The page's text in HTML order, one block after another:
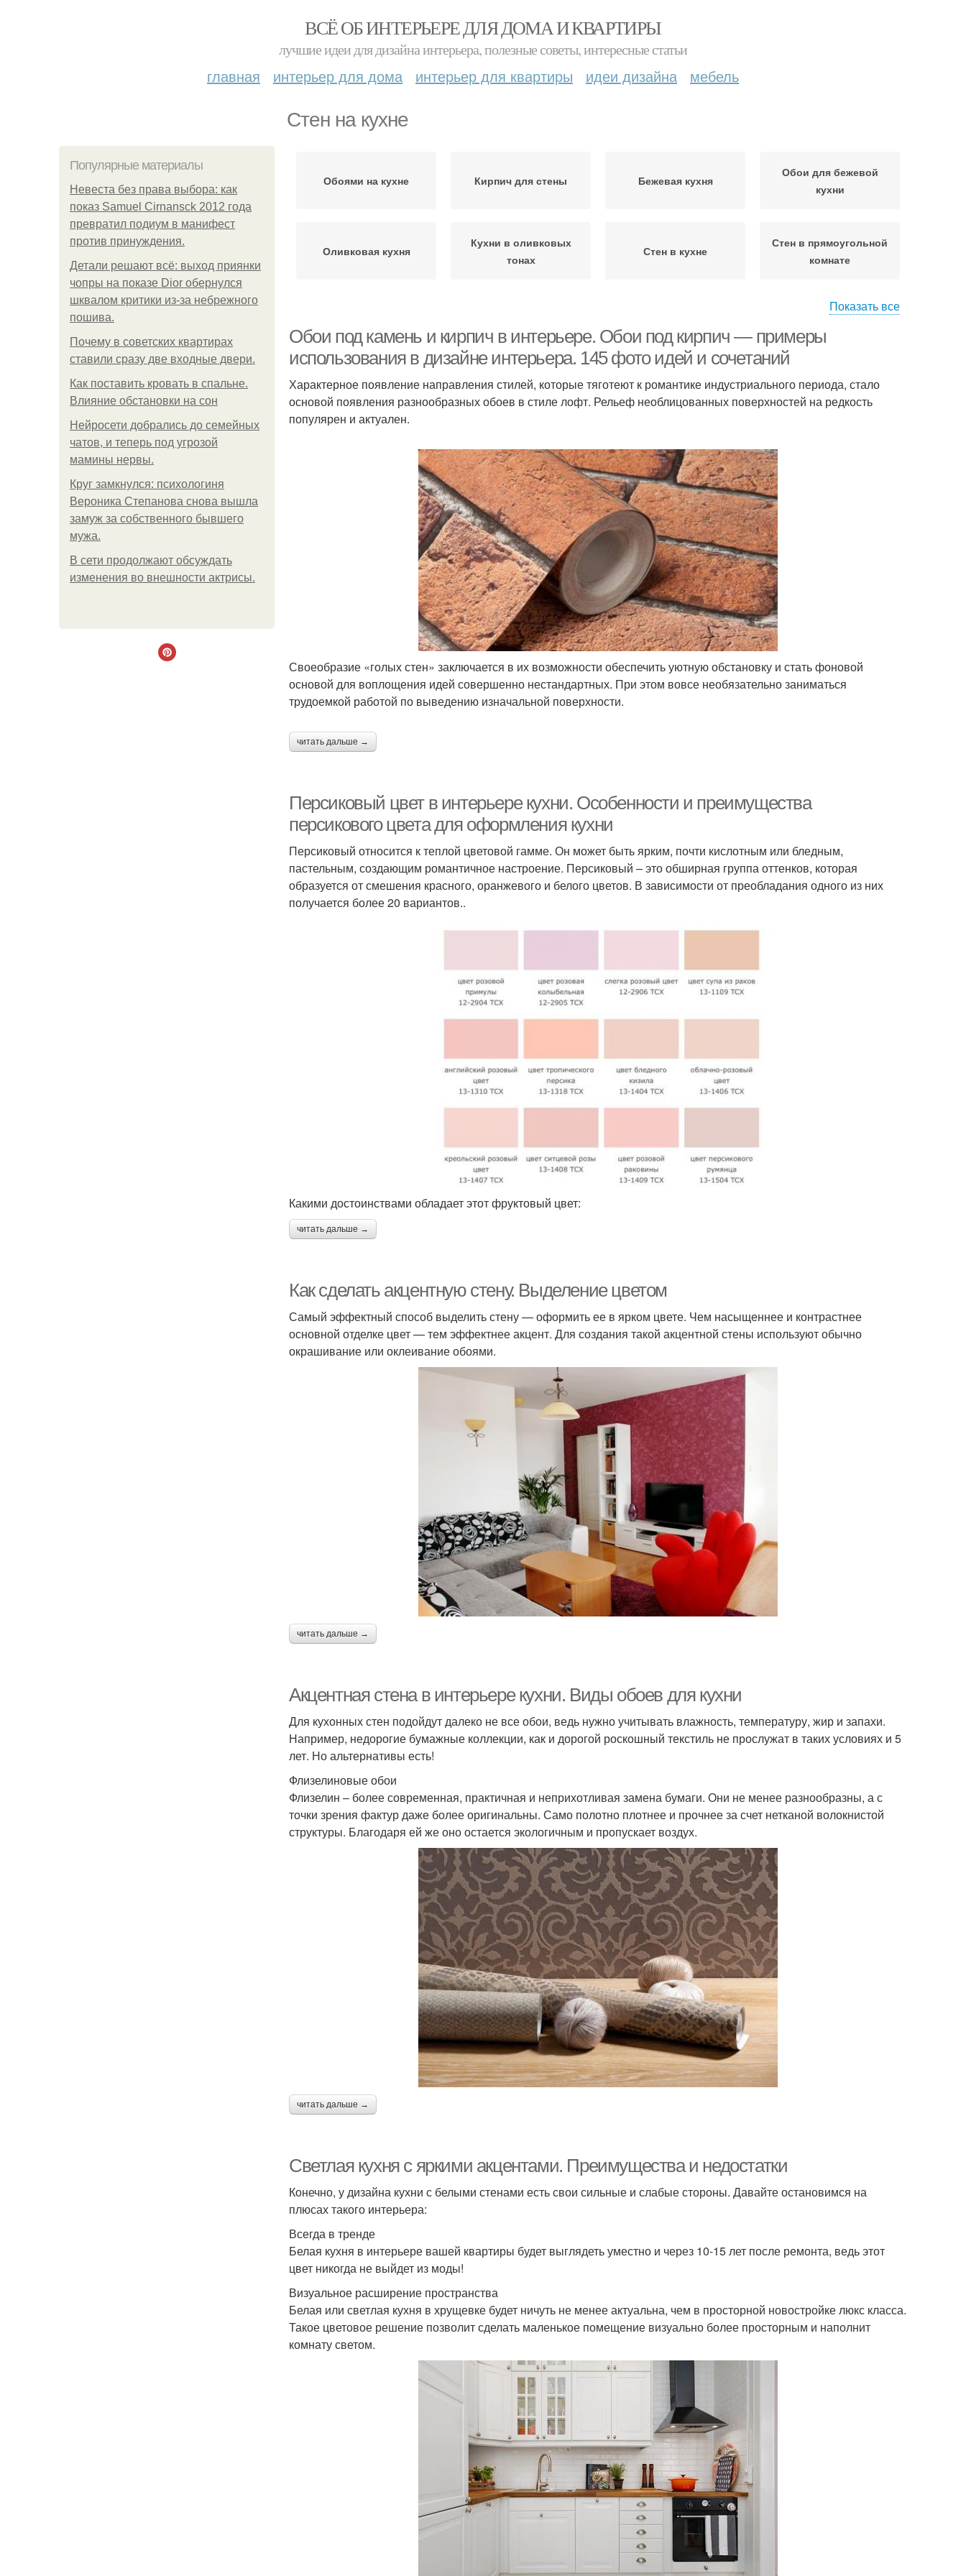
ВСЁ ОБ ИНТЕРЬЕРЕ ДЛЯ ДОМА И КВАРТИРЫ
лучшие идеи для дизайна интерьера, полезные советы, интересные статьи
главная интерьер для дома интерьер для квартиры идеи дизайна мебель
Стен на кухне
Популярные материалы
Невеста без права выбора: как
показ Samuel Cirnansck 2012 года
превратил подиум в манифест
против принуждения.
Детали решают всё: выход приянки
чопры на показе Dior обернулся
шквалом критики из-за небрежного
пошива.
Почему в советских квартирах
ставили сразу две входные двери.
Как поставить кровать в спальне.
Влияние обстановки на сон
Нейросети добрались до семейных
чатов, и теперь под угрозой
мамины нервы.
Круг замкнулся: психологиня
Вероника Степанова снова вышла
замуж за собственного бывшего
мужа.
В сети продолжают обсуждать
изменения во внешности актрисы.
Обоями на кухне Кирпич для стены Бежевая кухня
Обои для бежевой
кухни
Оливковая кухня
Кухни в оливковых
тонах
Стен в кухне
Стен в прямоугольной
комнате
Стен в прихожей Стен в интерьере Обоев для кухни Светлая кухня
Цвета для кухни Картины для кухни
Стены в интерьере Стен в спальне Стен за телевизором
Стены под телевизор Стен за диваном
Показать все
Обои под камень и кирпич в интерьере. Обои под кирпич — примеры
использования в дизайне интерьера. 145 фото идей и сочетаний
Характерное появление направления стилей, которые тяготеют к романтике индустриального периода, стало
основой появления разнообразных обоев в стиле лофт. Рельеф необлицованных поверхностей на редкость
популярен и актуален.
Своеобразие «голых стен» заключается в их возможности обеспечить уютную обстановку и стать фоновой
основой для воплощения идей совершенно нестандартных. При этом вовсе необязательно заниматься
трудоемкой работой по выведению изначальной поверхности.
читать дальше →
Персиковый цвет в интерьере кухни. Особенности и преимущества
персикового цвета для оформления кухни
Персиковый относится к теплой цветовой гамме. Он может быть ярким, почти кислотным или бледным,
пастельным, создающим романтичное настроение. Персиковый – это обширная группа оттенков, которая
образуется от смешения красного, оранжевого и белого цветов. В зависимости от преобладания одного из них
получается более 20 вариантов..
Какими достоинствами обладает этот фруктовый цвет:
читать дальше →
Как сделать акцентную стену. Выделение цветом
Самый эффектный способ выделить стену — оформить ее в ярком цвете. Чем насыщеннее и контрастнее
основной отделке цвет — тем эффектнее акцент. Для создания такой акцентной стены используют обычно
окрашивание или оклеивание обоями.
читать дальше →
Акцентная стена в интерьере кухни. Виды обоев для кухни
Для кухонных стен подойдут далеко не все обои, ведь нужно учитывать влажность, температуру, жир и запахи.
Например, недорогие бумажные коллекции, как и дорогой роскошный текстиль не прослужат в таких условиях и 5
лет. Но альтернативы есть!
Флизелиновые обои
Флизелин – более современная, практичная и неприхотливая замена бумаги. Они не менее разнообразны, а с
точки зрения фактур даже более оригинальны. Само полотно плотнее и прочнее за счет нетканой волокнистой
структуры. Благодаря ей же оно остается экологичным и пропускает воздух.
читать дальше →
Светлая кухня с яркими акцентами. Преимущества и недостатки
Конечно, у дизайна кухни с белыми стенами есть свои сильные и слабые стороны. Давайте остановимся на
плюсах такого интерьера:
Всегда в тренде
Белая кухня в интерьере вашей квартиры будет выглядеть уместно и через 10-15 лет после ремонта, ведь этот
цвет никогда не выйдет из моды!
Визуальное расширение пространства
Белая или светлая кухня в хрущевке будет ничуть не менее актуальна, чем в просторной новостройке люкс класса.
Такое цветовое решение позволит сделать маленькое помещение визуально более просторным и наполнит
комнату светом.